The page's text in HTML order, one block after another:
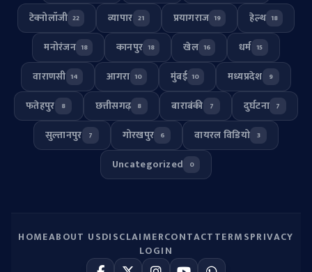
टेक्नोलॉजी 22 व्यापार 21 प्रयागराज 19 हेल्थ 18
मनोरंजन 18 कानपुर 18 खेल 16 धर्म 15
वाराणसी 14 आगरा 10 मुंबई 10 मध्यप्रदेश 9
फतेहपुर 8 छत्तीसगढ़ 8 बाराबंकी 7 दुर्घटना 7
सुल्तानपुर 7 गोरखपुर 6 वायरल विडियो 3
Uncategorized 0
HOMEABOUT USDISCLAIMERCONTACTTERMSPRIVACY
LOGIN